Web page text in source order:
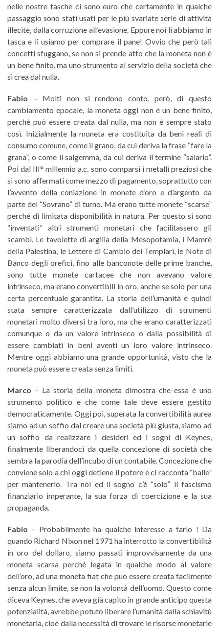
nelle nostre tasche ci sono euro che certamente in qualche
passaggio sono stati usati per le più svariate serie di attività
illecite, dalla corruzione all’evasione. Eppure noi li abbiamo in
tasca e li usiamo per comprare il pane! Ovvio che però tali
concetti sfuggano, se non si prende atto che la moneta non è
un bene finito, ma uno strumento al servizio della società che
si crea dal nulla.
Fabio – Molti non si rendono conto, però, di questo
cambiamento epocale, la moneta oggi non è un bene finito,
perchè può essere creata dal nulla, ma non è sempre stato
così. Inizialmente la moneta era costituita da beni reali di
consumo comune, come il grano, da cui deriva la frase “fare la
grana”, o come il salgemma, da cui deriva il termine “salario”.
Poi dal III° millennio a.c. sono comparsi i metalli preziosi che
si sono affermati come mezzo di pagamento, soprattutto con
l’avvento della coniazione in monete d’oro e d’argento da
parte del “Sovrano” di turno. Ma erano tutte monete “scarse”
perché di limitata disponibilità in natura. Per questo si sono
“inventati” altri strumenti monetari che facilitassero gli
scambi. Le tavolette di argilla della Mesopotamia, i Mamrè
della Palestina, le Lettere di Cambio dei Templari, le Note di
Banco degli orefici, fino alle banconote delle prime banche,
sono tutte monete cartacee che non avevano valore
intrinseco, ma erano convertibili in oro, anche se solo per una
certa percentuale garantita. La storia dell’umanità è quindi
stata sempre caratterizzata dall’utilizzo di strumenti
monetari molto diversi tra loro, ma che erano caratterizzati
comunque o da un valore intrinseco o dalla possibilità di
essere cambiati in beni aventi un loro valore intrinseco.
Mentre oggi abbiamo una grande opportunità, visto che la
moneta può essere creata senza limiti.
Marco – La storia della moneta dimostra che essa è uno
strumento politico e che come tale deve essere gestito
democraticamente. Oggi poi, superata la convertibilità aurea
siamo ad un soffio dal creare una società più giusta, siamo ad
un soffio da realizzare i desideri ed i sogni di Keynes,
finalmente liberandoci da quella concezione di società che
sembra la parodia dell’incubo di un contabile. Concezione che
conviene solo a chi oggi detiene il potere e ci racconta “balle”
per mantenerlo. Tra noi ed il sogno c’è “solo” il fascismo
finanziario imperante, la sua forza di coercizione e la sua
propaganda.
Fabio – Probabilmente ha qualche interesse a farlo ! Da
quando Richard Nixon nel 1971 ha interrotto la convertibilità
in oro del dollaro, siamo passati improvvisamente da una
moneta scarsa perché legata in qualche modo al valore
dell’oro, ad una moneta fiat che può essere creata facilmente
senza alcun limite, se non la volontà dell’uomo. Questo come
diceva Keynes, che aveva già capito in grande anticipo questa
potenzialità, avrebbe potuto liberare l’umanità dalla schiavitù
monetaria, cioè dalla necessità di trovare le risorse monetarie